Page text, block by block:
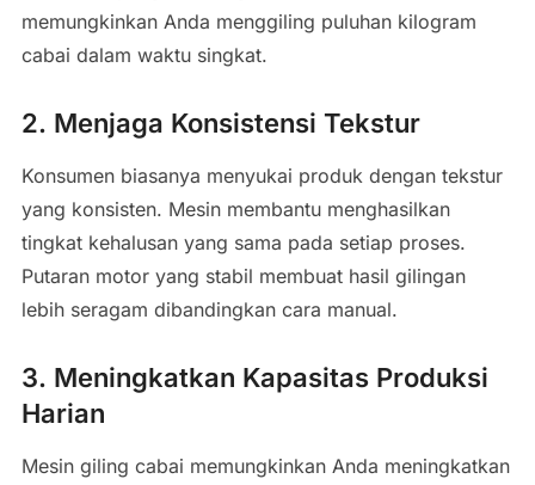
memungkinkan Anda menggiling puluhan kilogram
cabai dalam waktu singkat.
2. Menjaga Konsistensi Tekstur
Konsumen biasanya menyukai produk dengan tekstur
yang konsisten. Mesin membantu menghasilkan
tingkat kehalusan yang sama pada setiap proses.
Putaran motor yang stabil membuat hasil gilingan
lebih seragam dibandingkan cara manual.
3. Meningkatkan Kapasitas Produksi
Harian
Mesin giling cabai memungkinkan Anda meningkatkan